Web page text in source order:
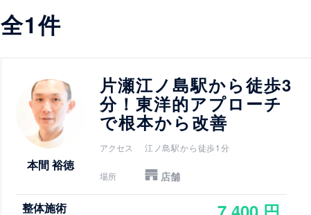
全1件
本間 裕徳
片瀬江ノ島駅から徒歩3
分！東洋的アプローチ
で根本から改善
アクセス 江ノ島駅から徒歩1分
場所 店舗
整体施術